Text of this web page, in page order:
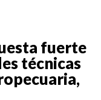
fuerte
técnicas